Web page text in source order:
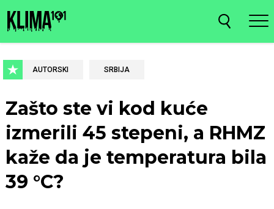
AUTORSKI SRBIJA
Zašto ste vi kod kuće
izmerili 45 stepeni, a RHMZ
kaže da je temperatura bila
39 °C?